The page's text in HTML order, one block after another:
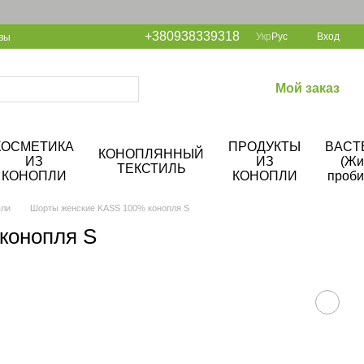
+380938339318 Укр Рус Вход
Мой заказ
ИЗ
КОНОПЛИ
КОНОПЛЯННЫЙ
ТЕКСТИЛЬ
ПРОДУКТЫ
ИЗ
КОНОПЛИ
Шорты женские KASS 100% конопля S
S